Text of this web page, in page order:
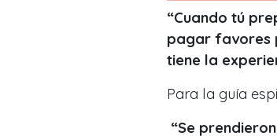
“Cuando tú
pagar favores
tiene la
Para la guía
“Se